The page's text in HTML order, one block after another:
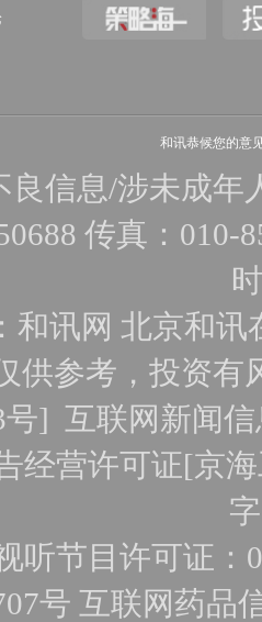
和讯恭候您的意
信息/涉未成年
传真：010-
和讯网 北京和
供参考，投资有
号]互联网新闻
经营许可证[京
听节目许可证：
号 互联网药品